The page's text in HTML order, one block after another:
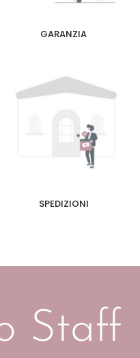
GARANZIA
SPEDIZIONI
Staff